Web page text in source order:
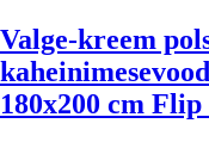
Valge-kreem
180x200 cm Flip